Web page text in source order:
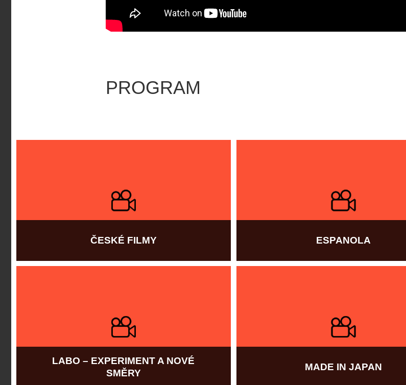
PROGRAM
ČESKÉ FILMY ESPANOLA
LABO – EXPERIMENT A NOVÉ
SMĚRY
MADE IN JAPAN